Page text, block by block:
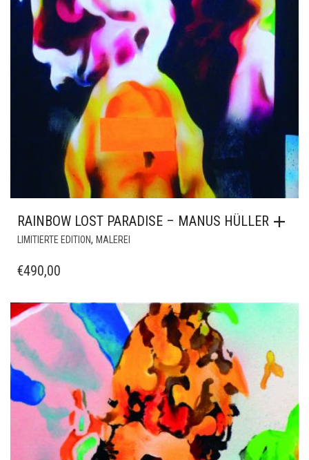
RAINBOW LOST PARADISE – MANUS HÜLLER
LIMITIERTE EDITION, MALEREI
€490,00